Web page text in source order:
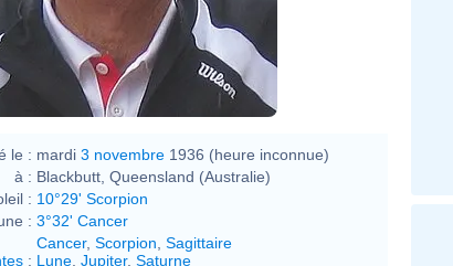
le : mardi 3 novembre 1936 (heure inconnue)
à : Blackbutt, Queensland (Australie)
: 10°29' Scorpion
: 3°32' Cancer
:
Cancer, Scorpion Sagittaire
Lune Jupiter, Saturne